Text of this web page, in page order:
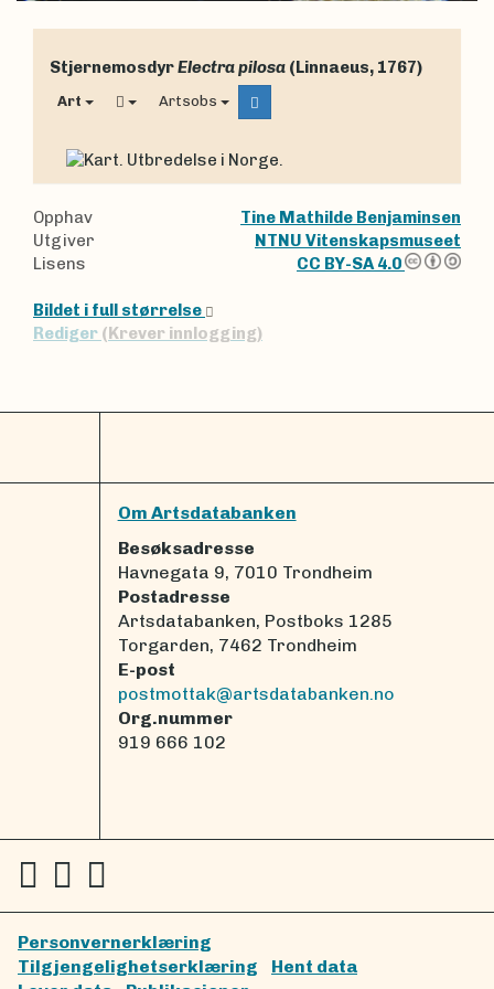
StjernemosdyrElectra pilosa (Linnaeus, 1767)
Art Artsobs
Opphav
Tine Mathilde Benjaminsen
Utgiver
NTNU Vitenskapsmuseet
Lisens
CC BY-SA 4.0
Bildet i full størrelse
Rediger (Krever innlogging)
Om Artsdatabanken
Besøksadresse
Havnegata 9, 7010 Trondheim
Postadresse
Artsdatabanken, Postboks 1285
Torgarden, 7462 Trondheim
E-post
postmottak@artsdatabanken.no
Org.nummer
919 666 102
Personvernerklæring
Tilgjengelighetserklæring
Hent data